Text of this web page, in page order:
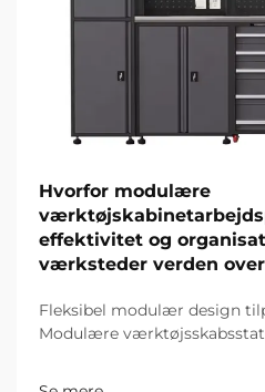
Hvorfor modulære
effektivitet og
værksteder verden over
Fleksibel modulær design
Modulære